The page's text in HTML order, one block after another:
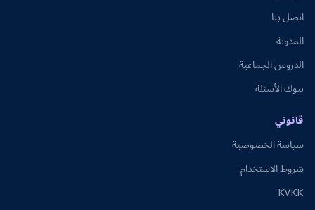
اتصل بنا
المدونة
الدروس الجماعية
بنوك الأسئلة
قانوني
سياسة الخصوصية
شروط الاستخدام
KVKK